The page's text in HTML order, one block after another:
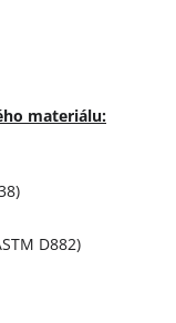
materiálu:
D882)